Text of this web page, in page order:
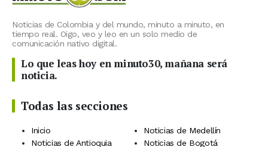
Noticias de Colombia y del mundo, minuto a minuto, en
tiempo real. Oigo, veo y leo en un solo medio de
comunicación nativo digital.
Lo que leas hoy en minuto30, mañana será
noticia.
Todas las secciones
Inicio
Noticias de Medellín
Noticias de Antioquia
Noticias de Bogotá